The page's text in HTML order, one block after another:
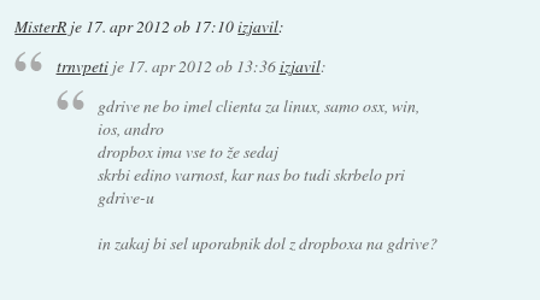
MisterR je 17. apr 2012 ob 17:10izjavil:
trnvpetije 17. apr 2012 ob 13:36izjavil:
gdrive ne bo imel clienta za linux, samo osx, win,
ios, andro
dropbox ima vse to že sedaj
skrbi edino varnost, kar nas bo tudi skrbelo pri
gdrive-u
in zakaj bi sel uporabnik dol z dropboxa na gdrive?